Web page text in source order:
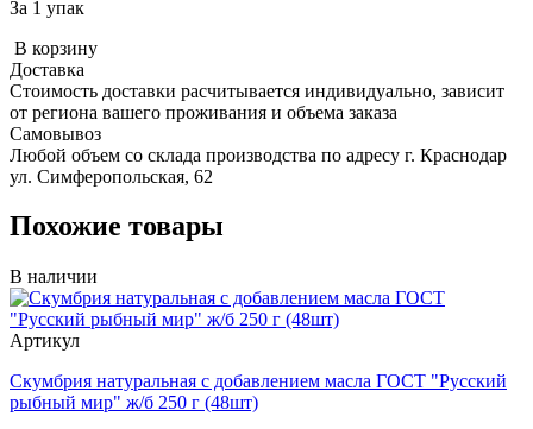
За 1 упак
В корзину
Доставка
Стоимость доставки расчитывается индивидуально, зависит
от региона вашего проживания и объема заказа
Самовывоз
Любой объем со склада производства по адресу г. Краснодар
ул. Симферопольская, 62
Похожие товары
В наличии
Артикул
Скумбрия натуральная с добавлением масла ГОСТ "Русский
рыбный мир" ж/б 250 г (48шт)